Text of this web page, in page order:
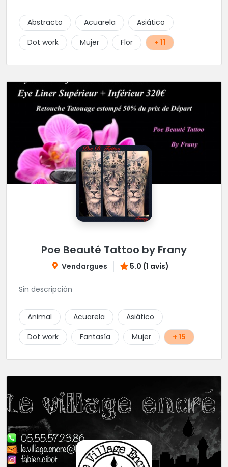
Abstracto Acuarela
Asiático
Dot work
Mujer Flor + 11
Poe Beauté Tattoo by Frany
Vendargues 5.0 (1 avis)
Sin descripción
Animal Acuarela
Asiático
Dot work
Fantasía Mujer + 15